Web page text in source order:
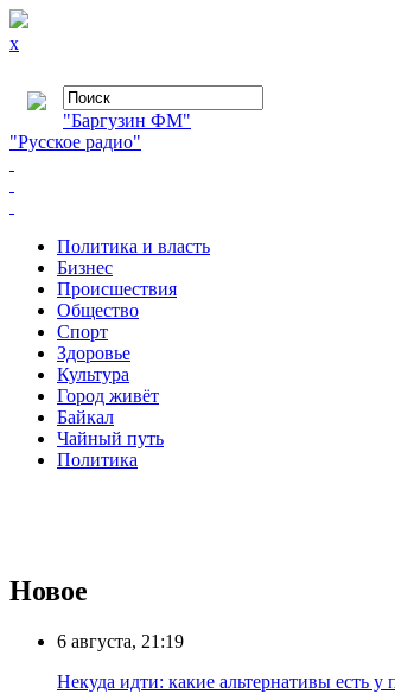
x
"Баргузин ФМ"
"Русское радио"
Политика и власть
Бизнес
Происшествия
Общество
Cпорт
Здоровье
Культура
Город живёт
Байкал
Чайный путь
Политика
Новое
6 августа, 21:19
Некуда идти: какие альтернативы есть у